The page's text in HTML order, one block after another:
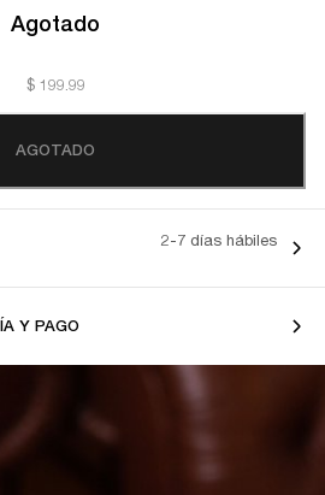
Agotado
$ 199.99
AGOTADO
2-7 días hábiles
Y PAGO